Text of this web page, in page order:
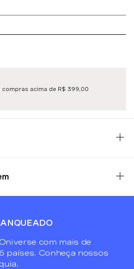
compras acima de R$ 399,00
com mais de
países. Conheça nossos